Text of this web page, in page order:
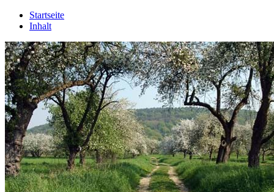
Startseite
Inhalt